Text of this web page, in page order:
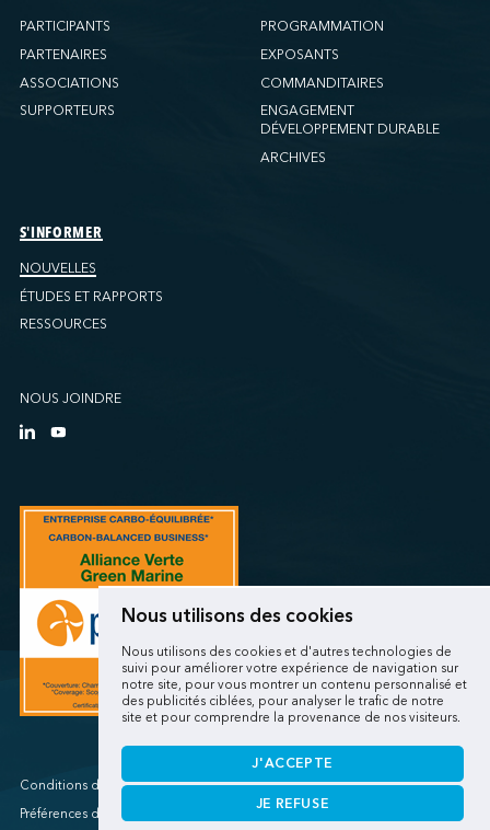
Nous utilisons des cookies
Nous utilisons des cookies et d'autres technologies de
suivi pour améliorer votre expérience de navigation sur
notre site, pour vous montrer un contenu personnalisé et
des publicités ciblées, pour analyser le trafic de notre
site et pour comprendre la provenance de nos visiteurs.
J'ACCEPTE
JE REFUSE
PARTICIPANTS
PARTENAIRES
ASSOCIATIONS
SUPPORTEURS
PROGRAMMATION
EXPOSANTS
COMMANDITAIRES
ENGAGEMENT
DÉVELOPPEMENT DURABLE
ARCHIVES
S'INFORMER
NOUVELLES
ÉTUDES ET RAPPORTS
RESSOURCES
NOUS JOINDRE
Conditions d'utilisations/Renseignements personnels
Préférences de cookies